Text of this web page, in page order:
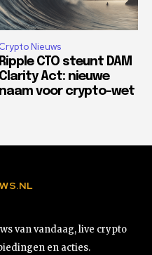
Crypto Nieuws
Ripple CTO steunt DAM
Clarity Act: nieuwe
naam voor crypto-wet
van vandaag, live crypto
en acties.